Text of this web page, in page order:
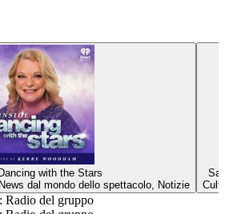
with the Stars
dal mondo dello spettacolo, Notizie
del gruppo